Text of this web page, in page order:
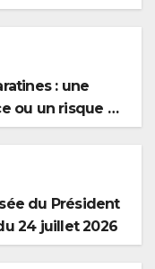
du Brakna
: une
ou un risque de
?
du Président
24 juillet 2026